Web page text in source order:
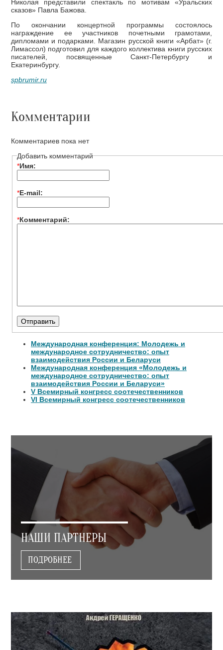
Николая представили спектакль по мотивам «Уральских
сказов» Павла Бажова.
По окончании концертной программы состоялось
награждение ее участников почетными грамотами,
дипломами и подарками. Магазин русской книги «Арбат» (г.
Лимассол) подготовил для каждого коллектива книги русских
писателей, посвященные Санкт-Петербургу и
Екатеринбургу.
spbrumir.ru
Комментарии
Комментариев пока нет
Добавить комментарий
*Имя:
*E-mail:
*Комментарий:
Международная конференция: Молодежь и
международное сотрудничество: опыт
взаимодействия России и Беларуси
Международная конференция «Молодежь и
международное сотрудничество: опыт
взаимодействия России и Беларуси»
V Всемирный конгресс соотечественников
VI Всемирный конгресс соотечественников
НАШИ ПАРТНЕРЫ
ПОДРОБНЕЕ